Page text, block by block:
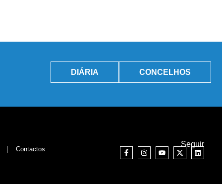
DIÁRIA CONCELHOS
Contactos
Seguir